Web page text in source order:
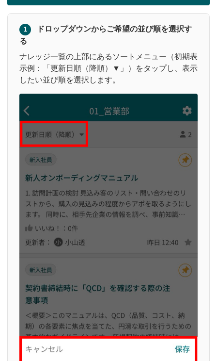
1
ドロップダウンからご希望の並び順を選択す
る
ナレッジ一覧の上部にあるソートメニュー（初期表
示例：「更新日順（降順）▼」）をタップし、表示
したい並び順を選択します。